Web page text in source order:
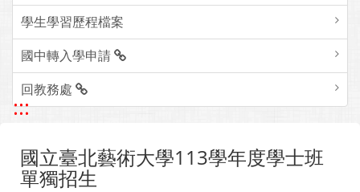
學生學習歷程檔案
國中轉入學申請
回教務處
:::
國立臺北藝術大學113學年度學士班
單獨招生